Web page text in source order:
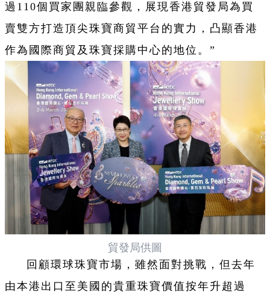
過110個買家團親臨參觀，展現香港貿發局為買
賣雙方打造頂尖珠寶商貿平台的實力，凸顯香港
作為國際商貿及珠寶採購中心的地位。”
貿發局供圖
回顧環球珠寶市場，雖然面對挑戰，但去年
由本港出口至美國的貴重珠寶價值按年升超過